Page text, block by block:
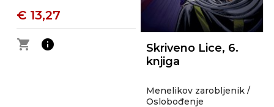
€ 13,27
shopping_cart
info
Skriveno Lice, 6.
knjiga
Menelikov zarobljenik /
Oslobođenje